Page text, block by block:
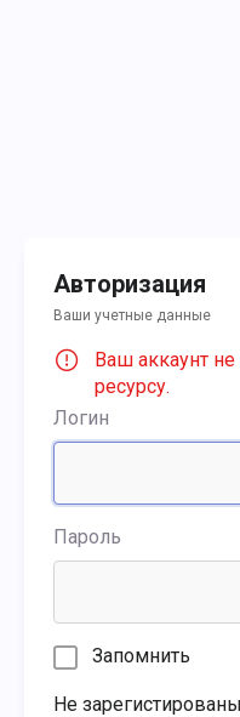
Авторизация
Ваши учетные данные
Ваш аккаунт
ресурсу.
Логин
Пароль
Запомнить
Не